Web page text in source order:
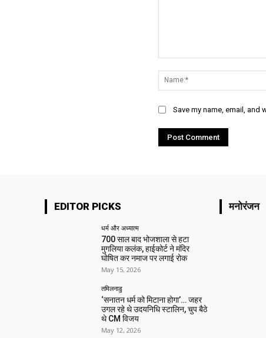
Save my name, email, and
EDITOR PICKS
धर्म और अध्यात्म
700 साल बाद भोजशाला से हटा
मुगलिया कलंक, हाईकोर्ट ने मंदिर
घोषित कर नमाज पर लगाई रोक
May 15, 2026
तमिलनाडु
‘सनातन धर्म को मिटाना होगा’… जहर
उगल रहे थे उदयनिधि स्टालिन, चुप बैठे
थे CM विजय
May 12, 2026
मनोरंजन